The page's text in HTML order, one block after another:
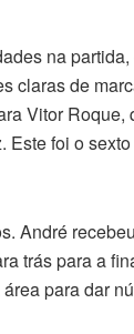
na
claras de
Vitor Roque,
foi o
André
trás para a
para dar